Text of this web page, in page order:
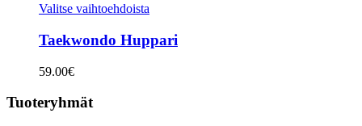
Valitse vaihtoehdoista
Taekwondo Huppari
59.00€
Tuoteryhmät